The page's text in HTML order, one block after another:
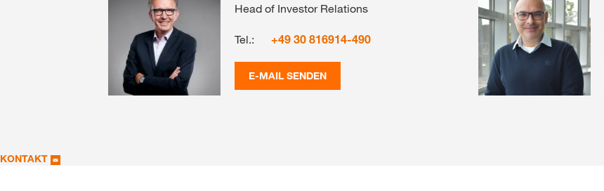
Head of Investor Relations
Tel.: +49 30 816914-490
E-MAIL SENDEN
KONTAKT